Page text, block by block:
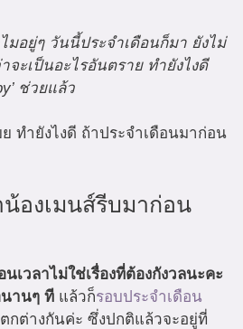
มอยู่ๆ วันนี้ประจำเดือนก็มา ยังไม่
จะเป็นอะไรอันตราย ทำยังไงดี
ช่วยแล้ว
ทำยังไงดี ถ้าประจำเดือนมาก่อน
องเมนส์รีบมาก่อน
เวลาไม่ใช่เรื่องที่ต้องกังวลนะคะ
นานๆ ที แล้วก็รอบประจำเดือน
กต่างกันค่ะ ซึ่งปกติแล้วจะอยู่ที่